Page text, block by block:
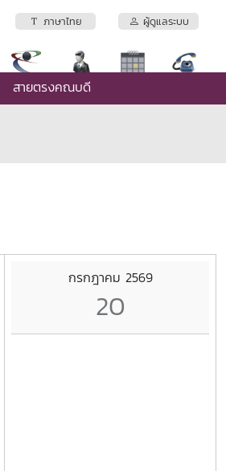
ภาษาไทย ผู้ดูแลระบบ
สายตรงคณบดี
กรกฎาคม 2569
20